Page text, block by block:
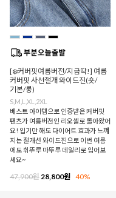
[❄️커버핏여름버전/지금딱!] 여름
커버핏 사선절개 와이드진(숏/
기본/롱)
S,M,L,XL,2XL
베스트 아이템으로 인증받은 커버핏
팬츠가 여름버전인 리오셀로 돌아왔어
요! 입기만 해도 다이어트 효과가 느껴
지는 절개선 와이드진으로 이번 여름
에도 휘뚜루 마뚜루 데일리로 입어보
세요~
47,900원 28,800원 40%